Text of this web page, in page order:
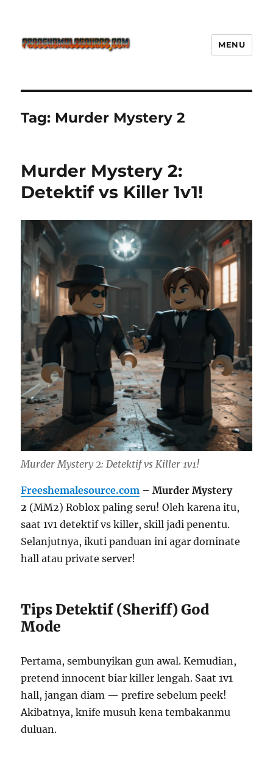
Defense Main Game Ini Pasti
Ketagihan!
MENU
Tag: Murder Mystery 2
Murder Mystery 2:
Detektif vs Killer 1v1!
Murder Mystery 2: Detektif vs Killer 1v1!
Freeshemalesource.com –Murder Mystery
2 (MM2) Roblox paling seru! Oleh karena itu,
saat 1v1 detektif vs killer, skill jadi penentu.
Selanjutnya, ikuti panduan ini agar dominate
hall atau private server!
Tips Detektif (Sheriff) God
Mode
Pertama, sembunyikan gun awal. Kemudian,
pretend innocent biar killer lengah. Saat 1v1
hall, jangan diam — prefire sebelum peek!
Akibatnya, knife musuh kena tembakanmu
duluan.